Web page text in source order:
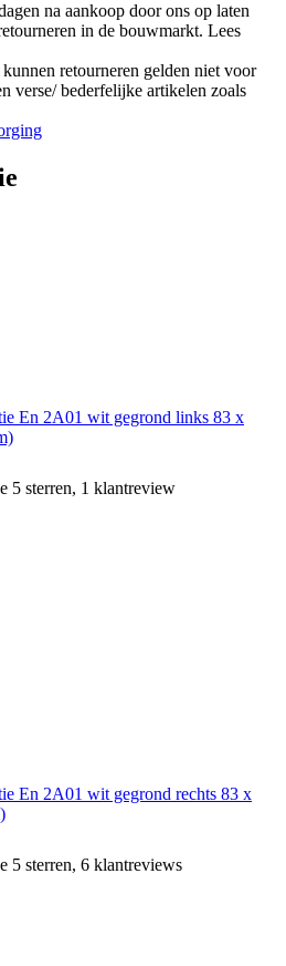
na aankoop door ons op laten
in de bouwmarkt. Lees
retourneren gelden niet voor
verse/ bederfelijke artikelen zoals
En 2A01 wit gegrond links 83 x
5 sterren, 1 klantreview
En 2A01 wit gegrond rechts 83 x
5 sterren, 6 klantreviews